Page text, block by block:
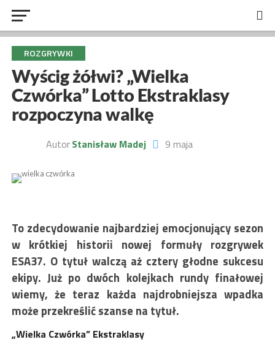
ROZGRYWKI
Wyścig żółwi? „Wielka
Czwórka” Lotto Ekstraklasy
rozpoczyna walkę
AutorStanisław Madej 9 maja
To zdecydowanie najbardziej emocjonujący sezon
w krótkiej historii nowej formuły rozgrywek
ESA37. O tytuł walczą aż cztery głodne sukcesu
ekipy. Już po dwóch kolejkach rundy finałowej
wiemy, że teraz każda najdrobniejsza wpadka
może przekreślić szanse na tytuł.
„Wielka Czwórka” Ekstraklasy